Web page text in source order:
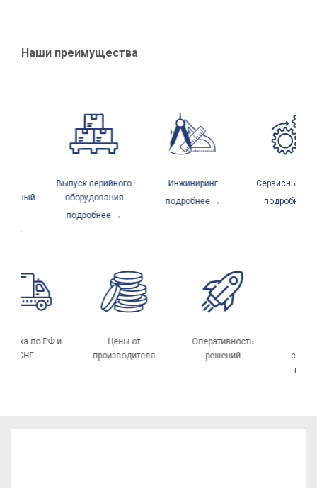
Наши преимущества
Выпуск серийного
оборудования
подробнее →
Инжиниринг
подробнее →
Сервисный
подробнее →
Оперативность
решений
Цены от
производителя
по РФ и
СНГ